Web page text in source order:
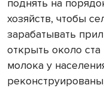
поднять на
хозяйств, чтобы
зарабатывать
открыть около
молока у